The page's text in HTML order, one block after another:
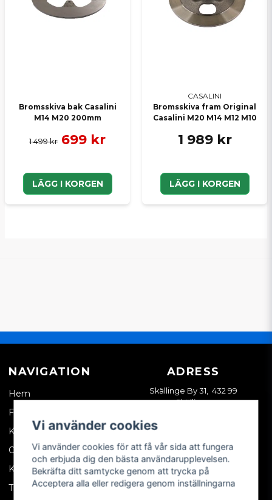
Bromsskiva bak Casalini
M14 M20 200mm
1 499 kr 699 kr
LÄGG I KORGEN
CASALINI
Bromsskiva fram Original
Casalini M20 M14 M12 M10
1 989 kr
LÄGG I KORGEN
NAVIGATION
Hem
Företagskund
Kontakta oss
Om oss
Köpvillkor
Tips & trix
ADRESS
Skällinge By 31, 432 99
Skällinge
Vi använder cookies
Vi använder cookies för att få vår sida att fungera
och erbjuda dig den bästa användarupplevelsen.
Bekräfta ditt samtycke genom att trycka på
Acceptera alla eller redigera genom inställningarna